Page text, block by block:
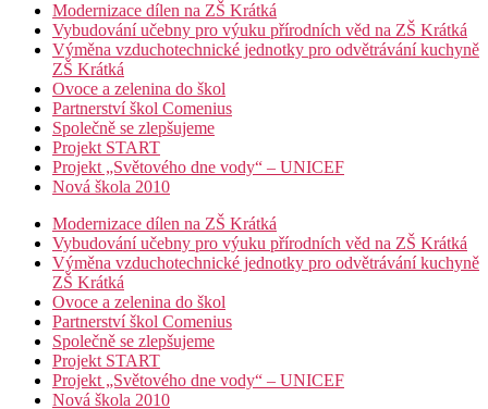
Modernizace dílen na ZŠ Krátká
Vybudování učebny pro výuku přírodních věd na ZŠ Krátká
Výměna vzduchotechnické jednotky pro odvětrávání kuchyně
ZŠ Krátká
Ovoce a zelenina do škol
Partnerství škol Comenius
Společně se zlepšujeme
Projekt START
Projekt „Světového dne vody“ – UNICEF
Nová škola 2010
Modernizace dílen na ZŠ Krátká
Vybudování učebny pro výuku přírodních věd na ZŠ Krátká
Výměna vzduchotechnické jednotky pro odvětrávání kuchyně
ZŠ Krátká
Ovoce a zelenina do škol
Partnerství škol Comenius
Společně se zlepšujeme
Projekt START
Projekt „Světového dne vody“ – UNICEF
Nová škola 2010